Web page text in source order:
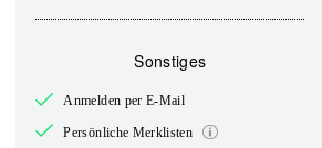
Sonstiges
Anmelden per E-Mail
Persönliche Merklisten